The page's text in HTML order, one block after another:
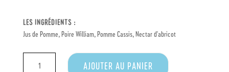
LES INGRÉDIENTS :
Jus de Pomme, Poire William, Pomme Cassis, Nectar d'abricot
AJOUTER AU PANIER